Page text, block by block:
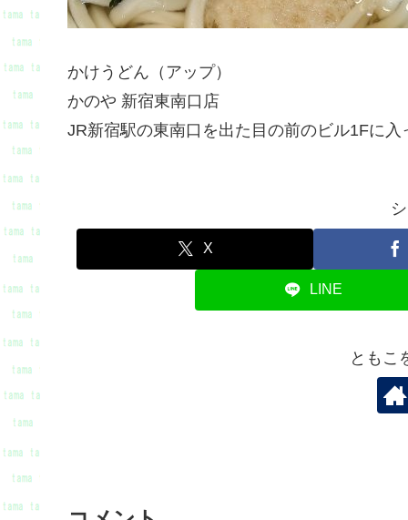
かけうどん（アップ）
かのや 新宿東南口店
JR新宿駅の東南口を出た目の前のビル1Fに
X
LINE
ともこ